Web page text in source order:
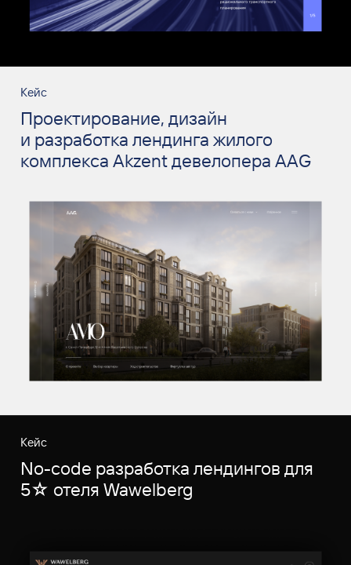
Кейс
Проектирование, дизайн
и разработка лендинга жилого
комплекса Akzent девелопера AAG
Кейс
No-code разработка лендингов для
5☆ отеля Wawelberg